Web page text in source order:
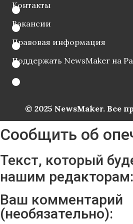
Контакты
Вакансии
Правовая информация
Поддержать NewsMaker на
© 2025 NewsMaker. Все
Сообщить об
Текст, который
нашим редакторам:
Ваш комментарий
(необязательно):